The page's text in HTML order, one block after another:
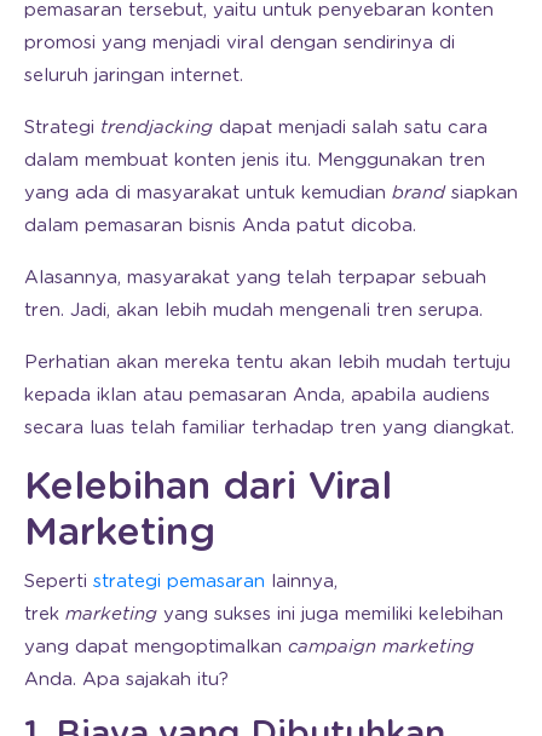
pemasaran tersebut, yaitu untuk penyebaran konten
promosi yang menjadi viral dengan sendirinya di
seluruh jaringan internet.
Strategi trendjacking dapat menjadi salah satu cara
dalam membuat konten jenis itu. Menggunakan tren
yang ada di masyarakat untuk kemudian brand siapkan
dalam pemasaran bisnis Anda patut dicoba.
Alasannya, masyarakat yang telah terpapar sebuah
tren. Jadi, akan lebih mudah mengenali tren serupa.
Perhatian akan mereka tentu akan lebih mudah tertuju
kepada iklan atau pemasaran Anda, apabila audiens
secara luas telah familiar terhadap tren yang diangkat.
Kelebihan dari Viral
Marketing
Seperti strategi pemasaran lainnya,
trek marketing yang sukses ini juga memiliki kelebihan
yang dapat mengoptimalkan campaign marketing
Anda. Apa sajakah itu?